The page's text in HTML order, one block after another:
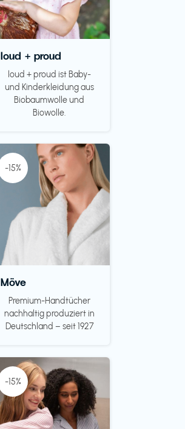
loud + proud
loud + proud ist Baby-
und Kinderkleidung aus
Biobaumwolle und
Biowolle.
-15%
Möve
Premium-Handtücher
nachhaltig produziert in
Deutschland – seit 1927
-15%